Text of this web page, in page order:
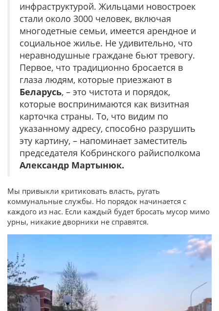
инфраструктурой. Жильцами новостроек
стали около 3000 человек, включая
многодетные семьи, имеется арендное и
социальное жилье. Не удивительно, что
неравнодушные граждане бьют тревогу.
Первое, что традиционно бросается в
глаза людям, которые приезжают в
Беларусь, – это чистота и порядок,
которые воспринимаются как визитная
карточка страны. То, что видим по
указанному адресу, способно разрушить
эту картину, – напоминает заместитель
председателя Кобринского райисполкома
Александр Мартынюк.
Мы привыкли критиковать власть, ругать
коммунальные службы. Но порядок начинается с
каждого из нас. Если каждый будет бросать мусор мимо
урны, никакие дворники не справятся.